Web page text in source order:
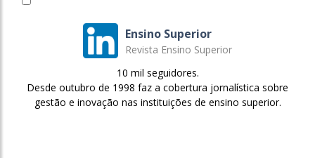
Ensino Superior
Revista Ensino Superior
10 mil seguidores.
Desde outubro de 1998 faz a cobertura jornalística sobre
gestão e inovação nas instituições de ensino superior.